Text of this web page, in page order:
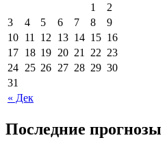
« Дек
1
2
3
4 5 6 7 8
9
10 11 12 13 14 15 16
17 18 19 20 21 22 23
24 25 26 27 28 29 30
31
Последние прогнозы